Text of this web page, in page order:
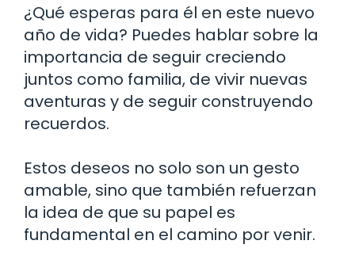
¿Qué esperas para él en este nuevo
año de vida? Puedes hablar sobre la
importancia de seguir creciendo
juntos como familia, de vivir nuevas
aventuras y de seguir construyendo
recuerdos.
Estos deseos no solo son un gesto
amable, sino que también refuerzan
la idea de que su papel es
fundamental en el camino por venir.